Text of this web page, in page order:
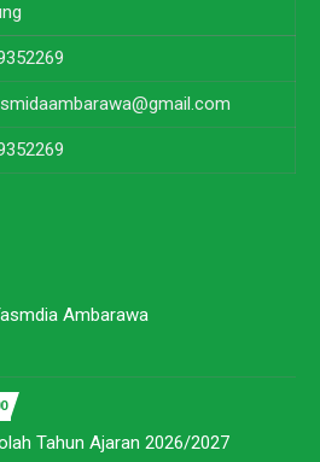
Ambarawa
Tahun Ajaran 2026/2027